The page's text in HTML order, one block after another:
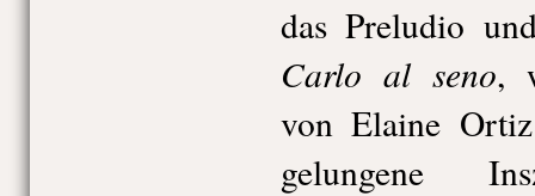
das Preludio
Carlo al seno,
von Elaine
gelungene